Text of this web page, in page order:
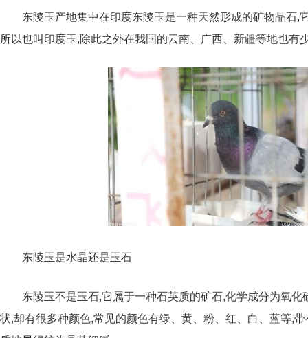
东陵玉产地集中在印度东陵玉是一种天然形成的矿物晶石,
所以也叫印度玉,除此之外在我国的云南、广西、新疆等地也有
东陵玉是水晶还是玉石
东陵玉不是玉石,它属于一种石英质的矿石,化学成分为氧化
状,却有很多种颜色,常见的颜色有绿、黄、粉、红、白、蓝等,